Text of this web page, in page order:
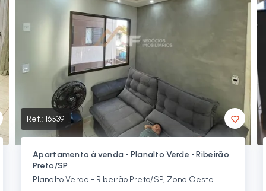
Ref.: 16539
Apartamento à venda - Planalto Verde - Ribeirão
Preto/SP
Planalto Verde - Ribeirão Preto/SP, Zona Oeste